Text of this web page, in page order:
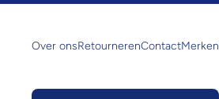
Over onsRetournerenContactMerken